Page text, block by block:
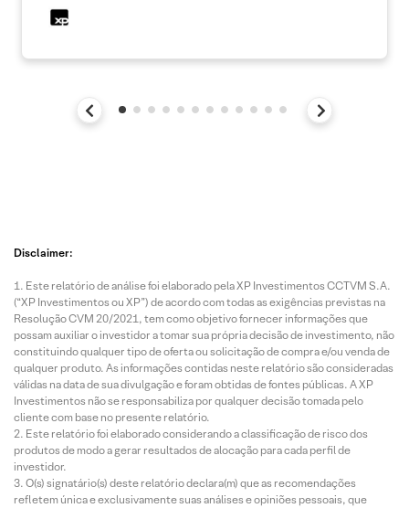
Disclaimer:
Este relatório de análise foi elaborado pela XP Investimentos CCTVM S.A.
(“XP Investimentos ou XP”) de acordo com todas as exigências previstas na
Resolução CVM 20/2021, tem como objetivo fornecer informações que
possam auxiliar o investidor a tomar sua própria decisão de investimento, não
constituindo qualquer tipo de oferta ou solicitação de compra e/ou venda de
qualquer produto. As informações contidas neste relatório são consideradas
válidas na data de sua divulgação e foram obtidas de fontes públicas. A XP
Investimentos não se responsabiliza por qualquer decisão tomada pelo
cliente com base no presente relatório.
Este relatório foi elaborado considerando a classificação de risco dos
produtos de modo a gerar resultados de alocação para cada perfil de
investidor.
O(s) signatário(s) deste relatório declara(m) que as recomendações
refletem única e exclusivamente suas análises e opiniões pessoais, que